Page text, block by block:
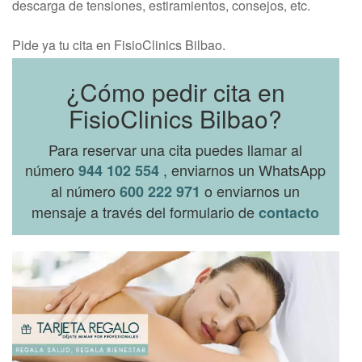
descarga de tensiones, estiramientos, consejos, etc.
Pide ya tu cita en FisioClinics Bilbao.
¿Cómo pedir cita en
FisioClinics Bilbao?
Para reservar una cita puedes llamar al
número944 102 554 , enviarnos un WhatsApp
al número600 222 971 o enviarnos un
mensaje a través del formulario decontacto